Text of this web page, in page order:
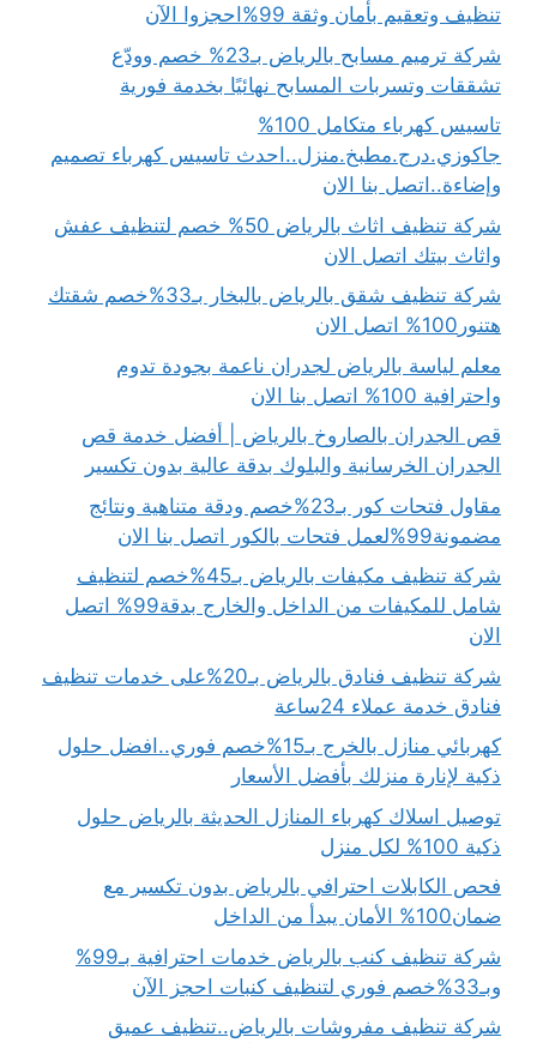
تنظيف وتعقيم بأمان وثقة 99%احجزوا الآن
شركة ترميم مسابح بالرياض بـ23% خصم وودّع
تشققات وتسربات المسابح نهائيًا بخدمة فورية
تاسيس كهرباء متكامل 100%
جاكوزي.درج.مطبخ.منزل..احدث تاسيس كهرباء تصميم
وإضاءة..اتصل بنا الان
شركة تنظيف اثاث بالرياض 50% خصم لتنظيف عفش
واثاث بيتك اتصل الان
شركة تنظيف شقق بالرياض بالبخار بـ33%خصم شقتك
هتنور100% اتصل الان
معلم لياسة بالرياض لجدران ناعمة بجودة تدوم
واحترافية 100% اتصل بنا الان
قص الجدران بالصاروخ بالرياض | أفضل خدمة قص
الجدران الخرسانية والبلوك بدقة عالية بدون تكسير
مقاول فتحات كور بـ23%خصم ودقة متناهية ونتائج
مضمونة99%لعمل فتحات بالكور اتصل بنا الان
شركة تنظيف مكيفات بالرياض بـ45%خصم لتنظيف
شامل للمكيفات من الداخل والخارج بدقة99% اتصل
الان
شركة تنظيف فنادق بالرياض بـ20%على خدمات تنظيف
فنادق خدمة عملاء 24ساعة
كهربائي منازل بالخرج بـ15%خصم فوري..افضل حلول
ذكية لإنارة منزلك بأفضل الأسعار
توصيل اسلاك كهرباء المنازل الحديثة بالرياض حلول
ذكية 100% لكل منزل
فحص الكابلات احترافي بالرياض بدون تكسير مع
ضمان100% الأمان يبدأ من الداخل
شركة تنظيف كنب بالرياض خدمات احترافية بـ99%
وبـ33%خصم فوري لتنظيف كنبات احجز الآن
شركة تنظيف مفروشات بالرياض..تنظيف عميق